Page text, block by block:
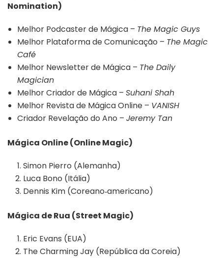
Nomination)
Melhor Podcaster de Mágica – The Magic Guys
Melhor Plataforma de Comunicação – The Magic
Café
Melhor Newsletter de Mágica – The Daily
Magician
Melhor Criador de Mágica – Suhani Shah
Melhor Revista de Mágica Online – VANISH
Criador Revelação do Ano – Jeremy Tan
Mágica Online (Online Magic)
Simon Pierro (Alemanha)
Luca Bono (Itália)
Dennis Kim (Coreano‑americano)
Mágica de Rua (Street Magic)
Eric Evans (EUA)
The Charming Jay (República da Coreia)